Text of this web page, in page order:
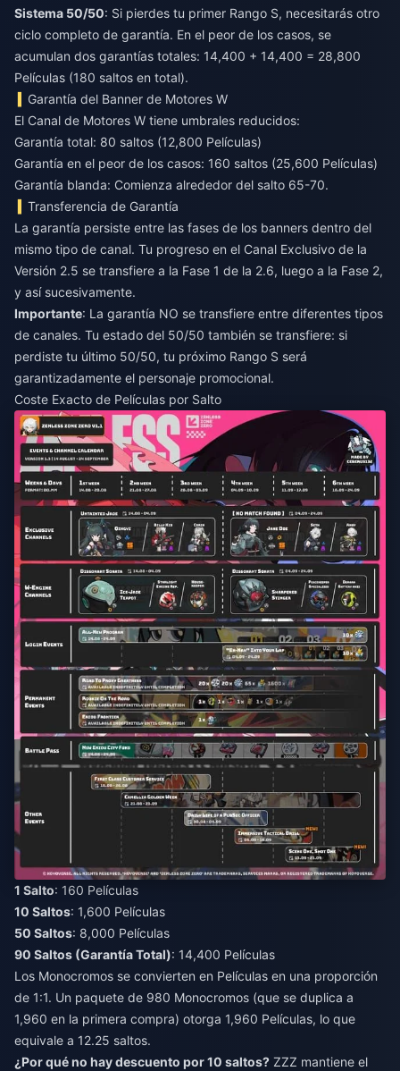
Sistema 50/50: Si pierdes tu primer Rango S, necesitarás otro
ciclo completo de garantía. En el peor de los casos, se
acumulan dos garantías totales: 14,400 + 14,400 = 28,800
Películas (180 saltos en total).
Garantía del Banner de Motores W
El Canal de Motores W tiene umbrales reducidos:
Garantía total: 80 saltos (12,800 Películas)
Garantía en el peor de los casos: 160 saltos (25,600 Películas)
Garantía blanda: Comienza alrededor del salto 65-70.
Transferencia de Garantía
La garantía persiste entre las fases de los banners dentro del
mismo tipo de canal. Tu progreso en el Canal Exclusivo de la
Versión 2.5 se transfiere a la Fase 1 de la 2.6, luego a la Fase 2,
y así sucesivamente.
Importante: La garantía NO se transfiere entre diferentes tipos
de canales. Tu estado del 50/50 también se transfiere: si
perdiste tu último 50/50, tu próximo Rango S será
garantizadamente el personaje promocional.
Coste Exacto de Películas por Salto
1 Salto
10 Saltos
50 Saltos
90 Saltos (Garantía Total): 14,400 Películas
Los Monocromos se convierten en Películas en una proporción
de 1:1. Un paquete de 980 Monocromos (que se duplica a
1,960 en la primera compra) otorga 1,960 Películas, lo que
equivale a 12.25 saltos.
¿Por qué no hay descuento por 10 saltos? ZZZ mantiene el